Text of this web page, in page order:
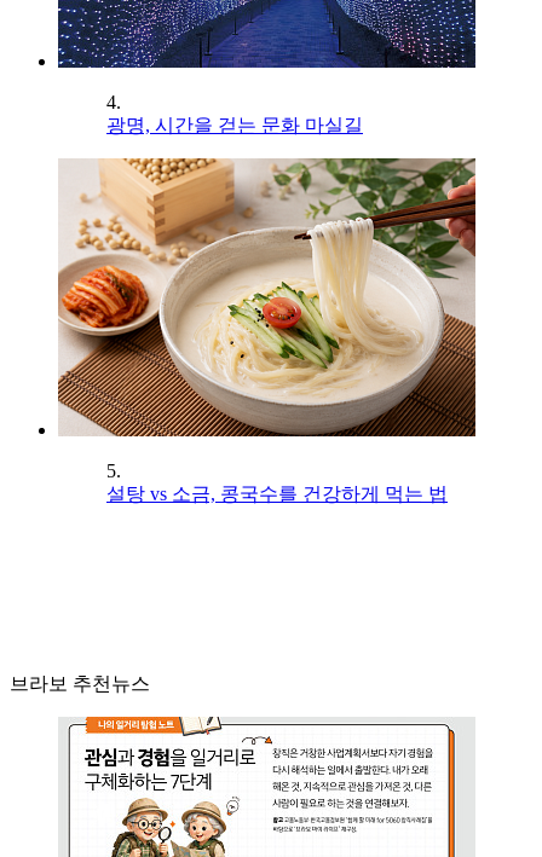
4.
광명, 시간을 걷는 문화 마실길
5.
설탕 vs 소금, 콩국수를 건강하게 먹는 법
브라보 추천뉴스